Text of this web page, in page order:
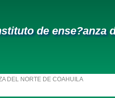
de ense?anza
DEL NORTE DE COAHUILA